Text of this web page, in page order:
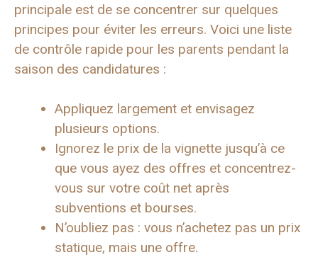
principale est de se concentrer sur quelques
principes pour éviter les erreurs. Voici une liste
de contrôle rapide pour les parents pendant la
saison des candidatures :
Appliquez largement et envisagez
plusieurs options.
Ignorez le prix de la vignette jusqu’à ce
que vous ayez des offres et concentrez-
vous sur votre coût net après
subventions et bourses.
N’oubliez pas : vous n’achetez pas un prix
statique, mais une offre.